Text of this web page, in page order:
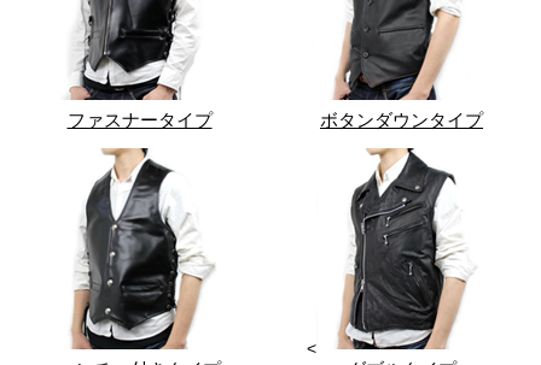
ファスナータイプ ボタンダウンタイプ
<